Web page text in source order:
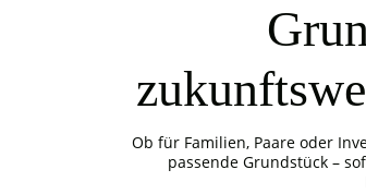
Ob für Familien, Paare oder
passende Grundstück –